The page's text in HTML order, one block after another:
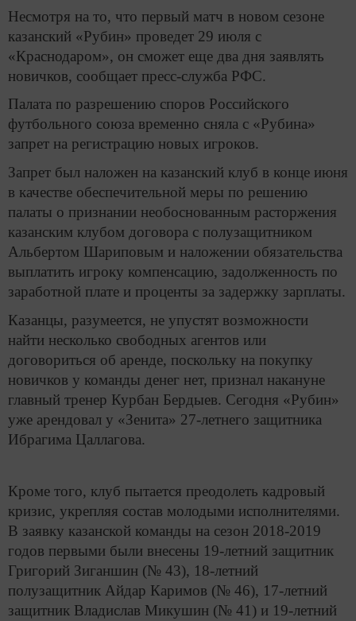
Несмотря на то, что первый матч в новом сезоне
казанский «Рубин» проведет 29 июля с
«Краснодаром», он сможет еще два дня заявлять
новичков, сообщает пресс-служба РФС.
Палата по разрешению споров Российского
футбольного союза временно сняла с «Рубина»
запрет на регистрацию новых игроков.
Запрет был наложен на казанский клуб в конце июня
в качестве обеспечительной меры по решению
палаты о признании необоснованным расторжения
казанским клубом договора с полузащитником
Альбертом Шариповым и наложении обязательства
выплатить игроку компенсацию, задолженность по
заработной плате и проценты за задержку зарплаты.
Казанцы, разумеется, не упустят возможности
найти несколько свободных агентов или
договориться об аренде, поскольку на покупку
новичков у команды денег нет, признал накануне
главный тренер Курбан Бердыев. Сегодня «Рубин»
уже арендовал у «Зенита» 27-летнего защитника
Ибрагима Цаллагова.
Кроме того, клуб пытается преодолеть кадровый
кризис, укрепляя состав молодыми исполнителями.
В заявку казанской команды на сезон 2018-2019
годов первыми были внесены 19-летний защитник
Григорий Зиганшин (№ 43), 18-летний
полузащитник Айдар Каримов (№ 46), 17-летний
защитник Владислав Микушин (№ 41) и 19-летний